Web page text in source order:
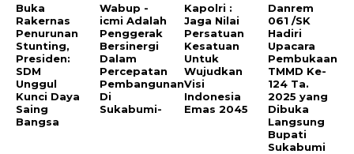
Buka
Rakernas
Penurunan
Stunting,
Presiden:
SDM
Unggul
Kunci Daya
Saing
Bangsa
Wabup -
icmi Adalah
Penggerak
Bersinergi
Dalam
Percepatan
Pembangunan
Di
Sukabumi-
Kapolri :
Jaga Nilai
Persatuan
Kesatuan
Untuk
Wujudkan
Visi
Indonesia
Emas 2045
Danrem
061 /SK
Hadiri
Upacara
Pembukaan
TMMD Ke-
124 Ta.
2025 yang
Dibuka
Langsung
Bupati
Sukabumi